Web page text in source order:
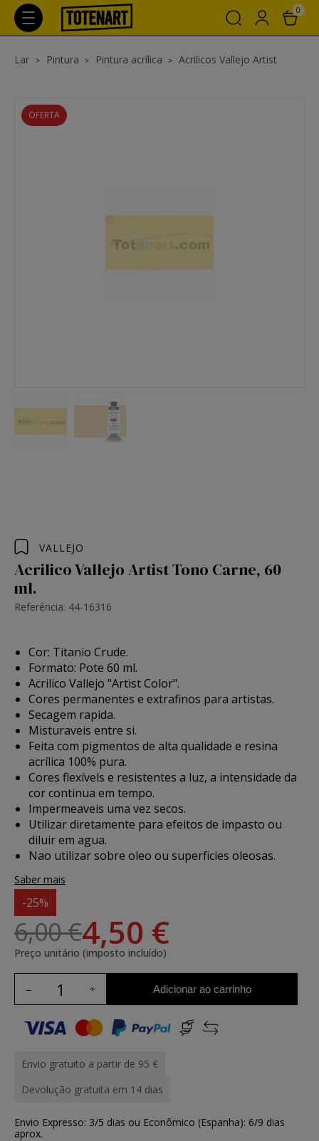
0
Lar Pintura Pintura acrílica Acrilicos Vallejo Artist
OFERTA
VALLEJO
Acrilico Vallejo Artist Tono Carne, 60
ml.
Referência: 44-16316
Cor: Titanio Crude.
Formato: Pote 60 ml.
Acrilico Vallejo "Artist Color".
Cores permanentes e extrafinos para artistas.
Secagem rapida.
Misturaveis entre si.
Feita com pigmentos de alta qualidade e resina
acrílica 100% pura.
Cores flexívels e resistentes a luz, a intensidade da
cor continua em tempo.
Impermeaveis uma vez secos.
Utilizar diretamente para efeitos de impasto ou
diluir em agua.
Nao utilizar sobre oleo ou superficies oleosas.
Saber mais
-25%
6,00 €4,50 €
Preço unitário (imposto incluído)
Adicionar ao carrinho
Envio gratuito a partir de 95 €
Devolução gratuita em 14 dias
Envio Expresso: 3/5 dias ou Econômico (Espanha): 6/9 dias
aprox.